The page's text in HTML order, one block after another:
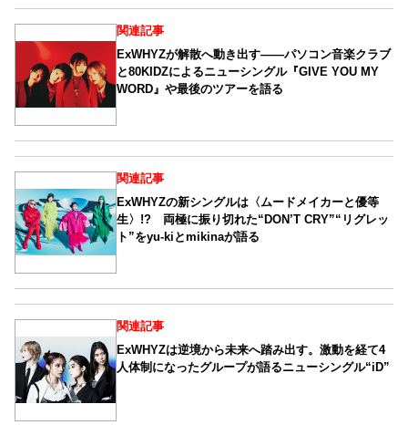
関連記事
ExWHYZが解散へ動き出す――パソコン音楽クラブ
と80KIDZによるニューシングル『GIVE YOU MY
WORD』や最後のツアーを語る
関連記事
ExWHYZの新シングルは〈ムードメイカーと優等
生〉!? 両極に振り切れた“DON’T CRY”“リグレッ
ト”をyu-kiとmikinaが語る
関連記事
ExWHYZは逆境から未来へ踏み出す。激動を経て4
人体制になったグループが語るニューシングル“iD”